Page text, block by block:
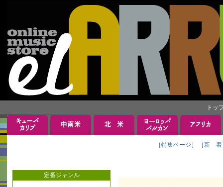
トッ
［特集ページ］ ［新 着
定番ジャンル